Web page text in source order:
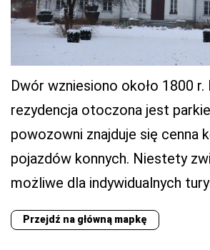
Dwór wzniesiono około 1800
rezydencja otoczona jest
powozowni znajduje się cenna
pojazdów konnych. Niestety
możliwe dla indywidualnych
Przejdź na główną mapkę